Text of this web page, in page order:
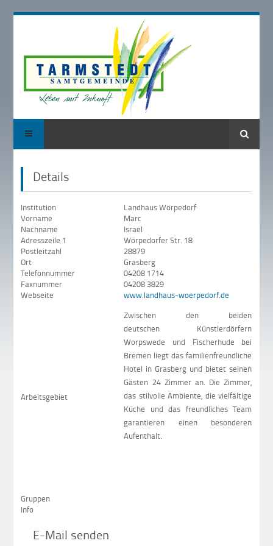
Suche
Details
Institution
Landhaus Wörpedorf
Vorname
Marc
Nachname
Israel
Adresszeile 1
Wörpedorfer Str. 18
Postleitzahl
28879
Ort
Grasberg
Telefonnummer
04208 1714
Faxnummer
04208 3829
Webseite
www.landhaus-woerpedorf.de
Arbeitsgebiet
Zwischen den beiden
deutschen Künstlerdörfern
Worpswede und Fischerhude bei
Bremen liegt das familienfreundliche
Hotel in Grasberg und bietet seinen
Gästen 24 Zimmer an. Die Zimmer,
das stilvolle Ambiente, die vielfältige
Küche und das freundliches Team
garantieren einen besonderen
Aufenthalt.
Gruppen
Info
E-Mail senden